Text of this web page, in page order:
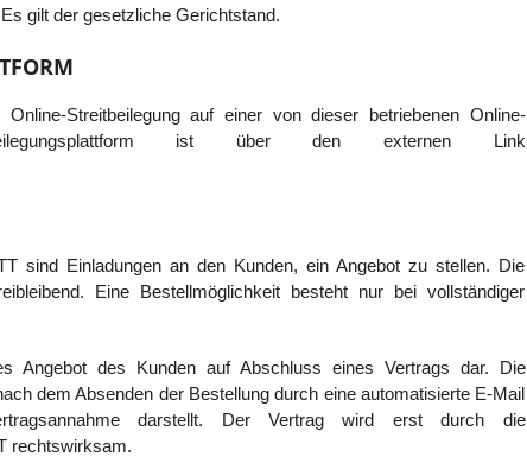
gilt der gesetzliche Gerichtstand.
Streitbeilegung auf einer von dieser betriebenen Online-
ist über den externen Link
sind Einladungen an den Kunden, ein Angebot zu stellen. Die
Eine Bestellmöglichkeit besteht nur bei vollständiger
Angebot des Kunden auf Abschluss eines Vertrags dar. Die
dem Absenden der Bestellung durch eine automatisierte E-Mail
darstellt. Der Vertrag wird erst durch die
rechtswirksam.